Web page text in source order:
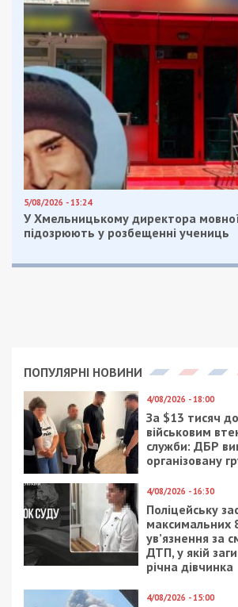
5/08/2026 - 13:24
У Хмельницькому директора
підозрюють у розбещенні учениць
ПОПУЛЯРНІ НОВИНИ
4/08/2026 - 18:00
За $13 тисяч
військовим
служби: ДБР
організовану
4/08/2026 - 16:30
Поліцейську
максимальних
ув’язнення за
ДТП, у якій
річна дівчинка
4/08/2026 - 15:00